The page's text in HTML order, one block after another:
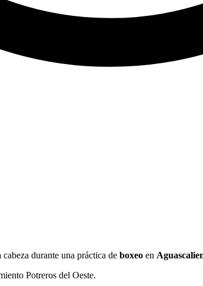
durante una práctica de boxeo en
Potreros del Oeste.